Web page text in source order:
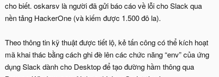
cho biết. oskarsv là người đã gửi báo cáo về lỗi cho Slack qua
nền tảng HackerOne (và kiếm được 1.500 đô la).
Theo thông tin kỹ thuật được tiết lộ, kẻ tấn công có thể kích hoạt
mã khai thác bằng cách ghi đè lên các chức năng “env” của ứng
dụng Slack dành cho Desktop để tạo đường hầm thông qua